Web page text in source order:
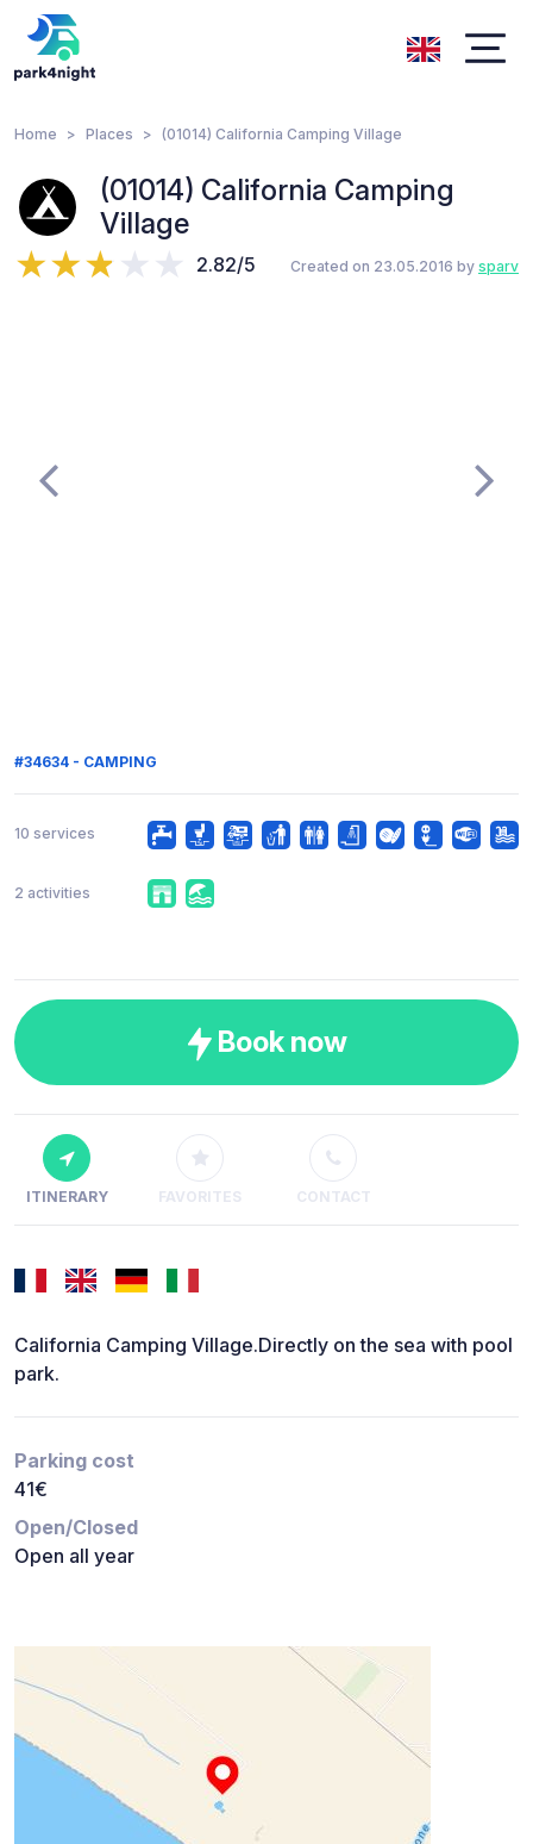
Home Places (01014) California Camping Village
(01014) California Camping
Village
2.82/5 Created on 23.05.2016 by sparv
#34634 - CAMPING
10 services
2 activities
Book now
ITINERARY FAVORITES CONTACT
California Camping Village.Directly on the sea with pool
park.
Parking cost
41€
Open/Closed
Open all year